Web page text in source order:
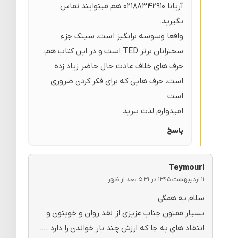
آریانا ۰۲۱۸۸۳۴۲۹۱۰ هم میتوایند تماس
بگیرید.
واقعا وسوسه برانگیز است. سینک جزء
سخنرانان برتر TED است و در این کتاب هم،
حرف های خلاف عادت حال حاضر زیاد زده
است. حرف هایی که برای فکر کردن ضروری
است
امیدوارم لذت ببرید
پاسخ
Teymouri
۱۱ اردیبهشت ۱۳۹۵ در ۵:۳۱ بعد از ظهر
سلام به همگی
بسیار ممنون جناب عزیزی از نقد روان و خوبتون و‌
انتقاد های به جا که ارزش چند بار خواندن را دارد ….